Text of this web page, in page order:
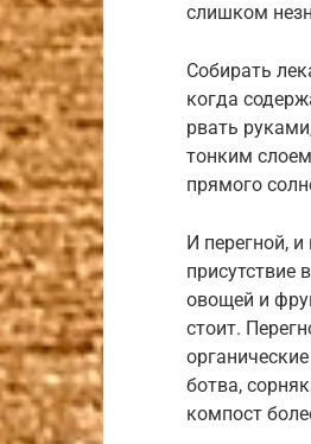
слишком
Собирать
когда
рвать
тонким
прямого
И перегной,
присутствие
овощей и
стоит.
ботва,
компост